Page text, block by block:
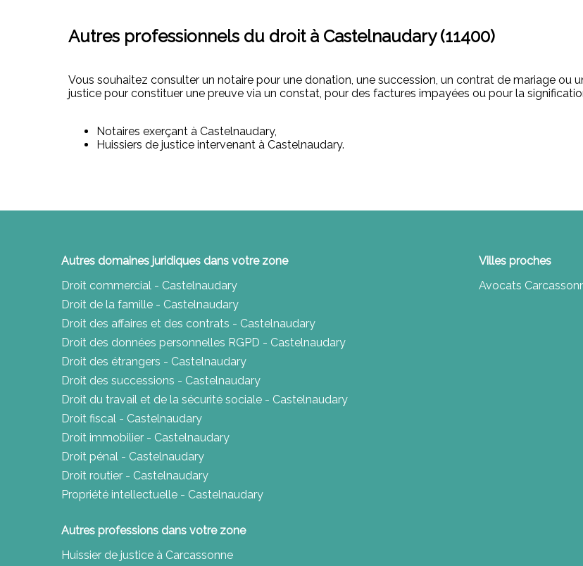
Autres professionnels du droit à Castelnaudary (11400)
Vous souhaitez consulter un notaire pour une donation, une succession, un contrat de mariage ou
justice pour constituer une preuve via un constat, pour des factures impayées ou pour la
Notaires exerçant à Castelnaudary,
Huissiers de justice intervenant à Castelnaudary.
Autres domaines juridiques dans votre zone
Droit commercial - Castelnaudary
Droit de la famille - Castelnaudary
Droit des affaires et des contrats - Castelnaudary
Droit des données personnelles RGPD - Castelnaudary
Droit des étrangers - Castelnaudary
Droit des successions - Castelnaudary
Droit du travail et de la sécurité sociale - Castelnaudary
Droit fiscal - Castelnaudary
Droit immobilier - Castelnaudary
Droit pénal - Castelnaudary
Droit routier - Castelnaudary
Propriété intellectuelle - Castelnaudary
Autres professions dans votre zone
Huissier de justice à Carcassonne
Villes proches
Avocats